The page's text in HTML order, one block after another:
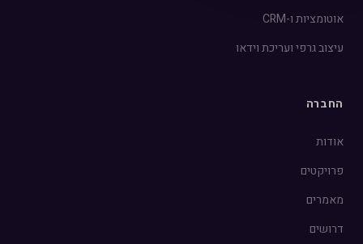
אוטומציות ו-CRM
עיצוב גרפי ועריכת וידאו
החברה
אודות
פרויקטים
מאמרים
דרושים